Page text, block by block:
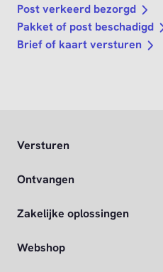
Post verkeerd bezorgd
Pakket of post beschadigd
Brief of kaart versturen
Versturen
Ontvangen
Zakelijke oplossingen
Webshop